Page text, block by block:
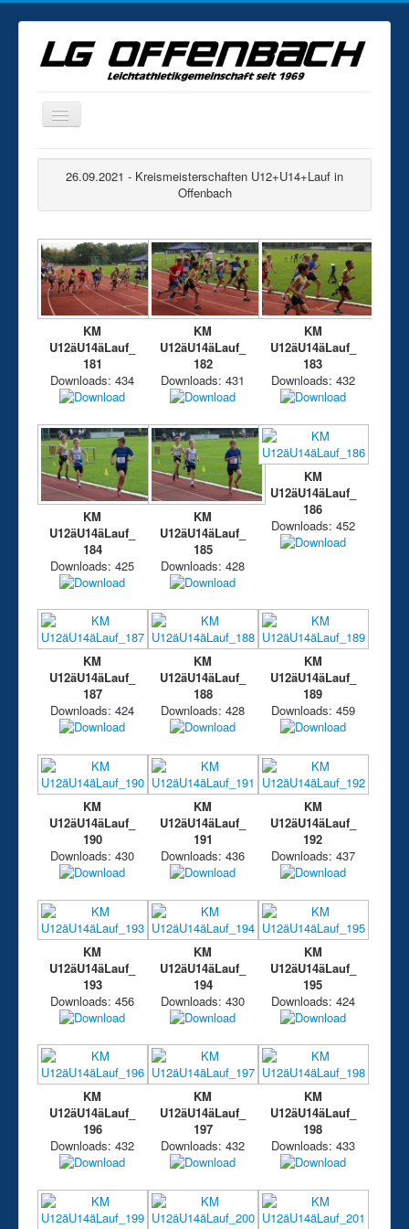
Home
Statistik
Fotogalerie
Training
Kontakt
Mitgliedschaft
Stadiongruppe
26.09.2021 - Kreismeisterschaften U12+U14+Lauf in
Offenbach
26.09.2021 - Kreismeisterschaften U12+U14+Lauf in
Offenbach
KM
U12äU14äLauf_
181
Downloads: 434
KM
U12äU14äLauf_
182
Downloads: 431
KM
U12äU14äLauf_
183
Downloads: 432
KM
U12äU14äLauf_
184
Downloads: 425
KM
U12äU14äLauf_
185
Downloads: 428
KM
U12äU14äLauf_
186
Downloads: 452
KM
U12äU14äLauf_
187
Downloads: 424
KM
U12äU14äLauf_
188
Downloads: 428
KM
U12äU14äLauf_
189
Downloads: 459
KM
U12äU14äLauf_
190
Downloads: 430
KM
U12äU14äLauf_
191
Downloads: 436
KM
U12äU14äLauf_
192
Downloads: 437
KM
U12äU14äLauf_
193
Downloads: 456
KM
U12äU14äLauf_
194
Downloads: 430
KM
U12äU14äLauf_
195
Downloads: 424
KM
U12äU14äLauf_
196
Downloads: 432
KM
U12äU14äLauf_
197
Downloads: 432
KM
U12äU14äLauf_
198
Downloads: 433